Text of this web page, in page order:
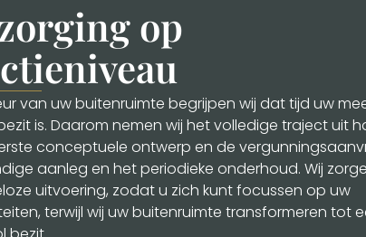
op
van uw buitenruimte begrijpen wij dat tijd uw
is. Daarom nemen wij het volledige traject uit
conceptuele ontwerp en de
aanleg en het periodieke onderhoud. Wij
uitvoering, zodat u zich kunt focussen op uw
terwijl wij uw buitenruimte transformeren tot